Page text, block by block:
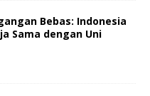
Bebas: Indonesia
Sama dengan Uni